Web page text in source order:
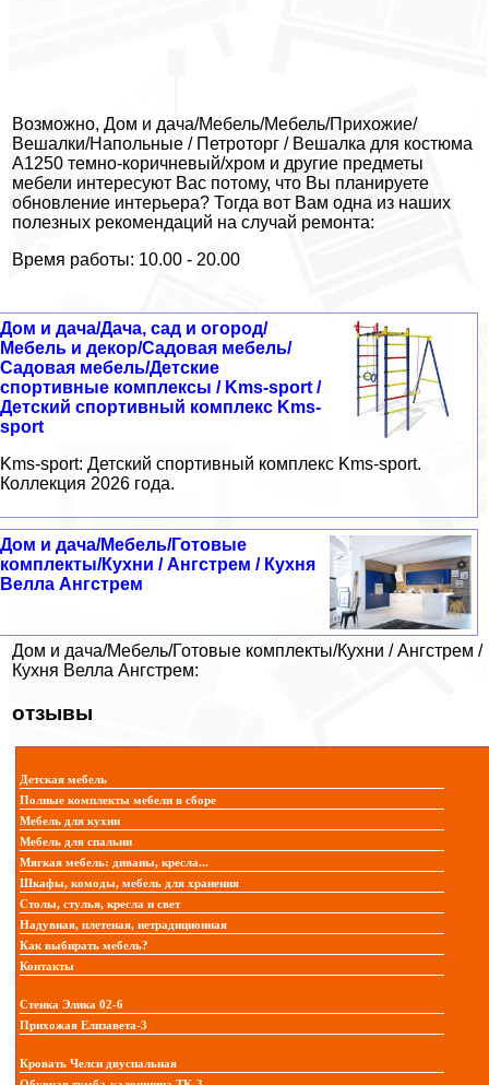
Возможно, Дом и дача/Мебель/Мебель/Прихожие/
Вешалки/Напольные / Петроторг / Вешалка для костюма
А1250 темно-коричневый/хром и другие предметы
мебели интересуют Вас потому, что Вы планируете
обновление интерьера? Тогда вот Вам одна из наших
полезных рекомендаций на случай ремонта:
Время работы: 10.00 - 20.00
Дом и дача/Дача, сад и огород/
Мебель и декор/Садовая мебель/
Садовая мебель/Детские
спортивные комплексы / Kms-sport /
Детский спортивный комплекс Kms-
sport
Kms-sport: Детский спортивный комплекс Kms-sport.
Коллекция 2026 года.
Дом и дача/Мебель/Готовые
комплекты/Кухни / Ангстрем / Кухня
Велла Ангстрем
Дом и дача/Мебель/Готовые комплекты/Кухни / Ангстрем /
Кухня Велла Ангстрем:
отзывы
Детская мебель
Полные комплекты мебели в сборе
Мебель для кухни
Мебель для спальни
Мягкая мебель: диваны, кресла...
Шкафы, комоды, мебель для хранения
Столы, стулья, кресла и свет
Надувная, плетеная, нетрадиционная
Как выбирать мебель?
Контакты
Стенка Элика 02-6
Прихожая Елизавета-3
Кровать Челси двуспальная